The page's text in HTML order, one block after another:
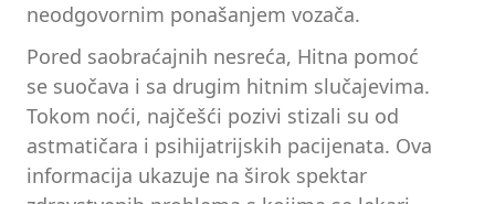
neodgovornim ponašanjem vozača.
Pored saobraćajnih nesreća, Hitna pomoć
se suočava i sa drugim hitnim slučajevima.
Tokom noći, najčešći pozivi stizali su od
astmatičara i psihijatrijskih pacijenata. Ova
informacija ukazuje na širok spektar